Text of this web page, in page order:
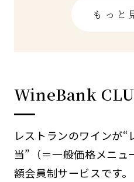
WineBank
レストランのワインが
当”（＝一般価格メニュ
額会員制サービスです。